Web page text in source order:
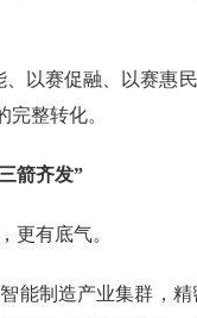
以赛促融、以赛惠
完整转化。
箭齐发”
更有底气。
能制造产业集群，